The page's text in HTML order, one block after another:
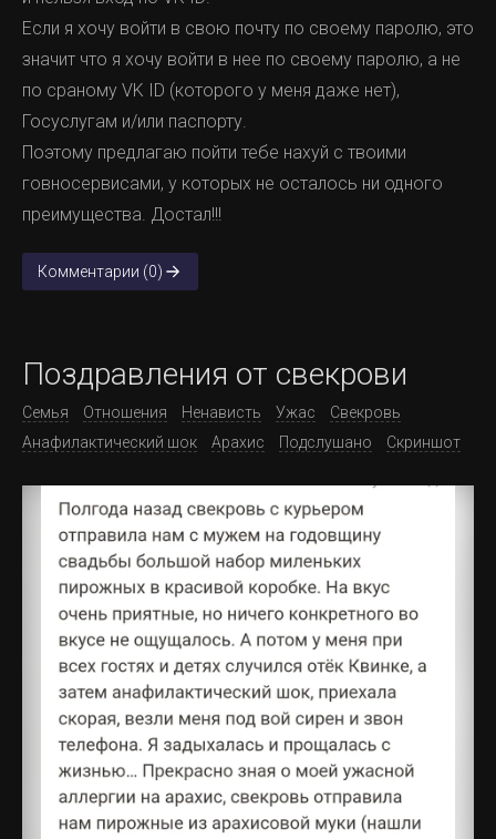
Если я хочу войти в свою почту по своему паролю, это
значит что я хочу войти в нее по своему паролю, а не
по сраному VK ID (которого у меня даже нет),
Госуслугам и/или паспорту.
Поэтому предлагаю пойти тебе нахуй с твоими
говносервисами, у которых не осталось ни одного
преимущества. Достал!!!
Комментарии (0)
Поздравления от свекрови
Семья Отношения Ненависть Ужас
Свекровь
Анафилактический шок
Арахис Подслушано Скриншот